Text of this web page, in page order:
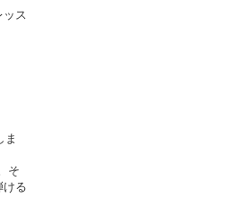
ス
ま
そ
ける